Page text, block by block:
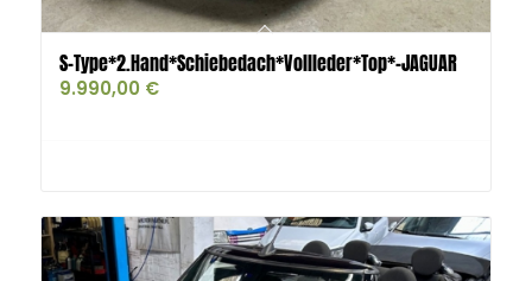
S-Type*2.Hand*Schiebedach*Vollleder*Top*-JAGUAR
9.990,00 €